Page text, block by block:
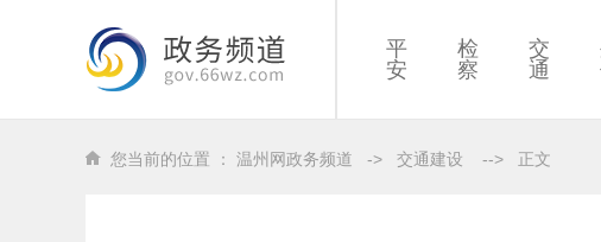
平
安
检
察
交
通
您当前的位置 ： 温州网政务频道 -> 交通建设 --> 正文